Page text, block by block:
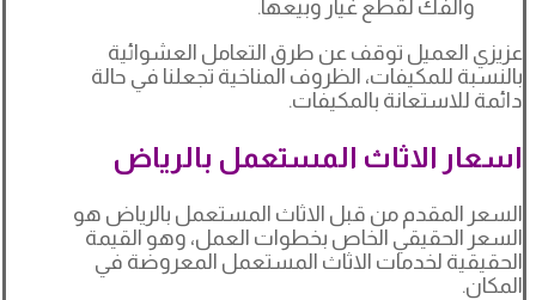
والفك لقطع غيار وبيعها.
عزيزي العميل توقف عن طرق التعامل العشوائية
بالنسبة للمكيفات، الظروف المناخية تجعلنا في حالة
دائمة للاستعانة بالمكيفات.
اسعار الاثاث المستعمل بالرياض
السعر المقدم من قبل الاثاث المستعمل بالرياض هو
السعر الحقيقي الخاص بخطوات العمل، وهو القيمة
الحقيقية لخدمات الاثاث المستعمل المعروضة في
المكان.